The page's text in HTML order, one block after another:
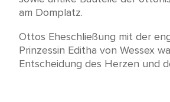
am Domplatz.
Ottos Eheschließung mit der
Prinzessin Editha von Wessex
Entscheidung des Herzen und